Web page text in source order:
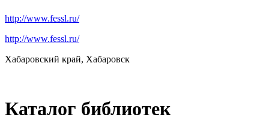
http://www.fessl.ru/
http://www.fessl.ru/
Хабаровский край, Хабаровск
Каталог библиотек